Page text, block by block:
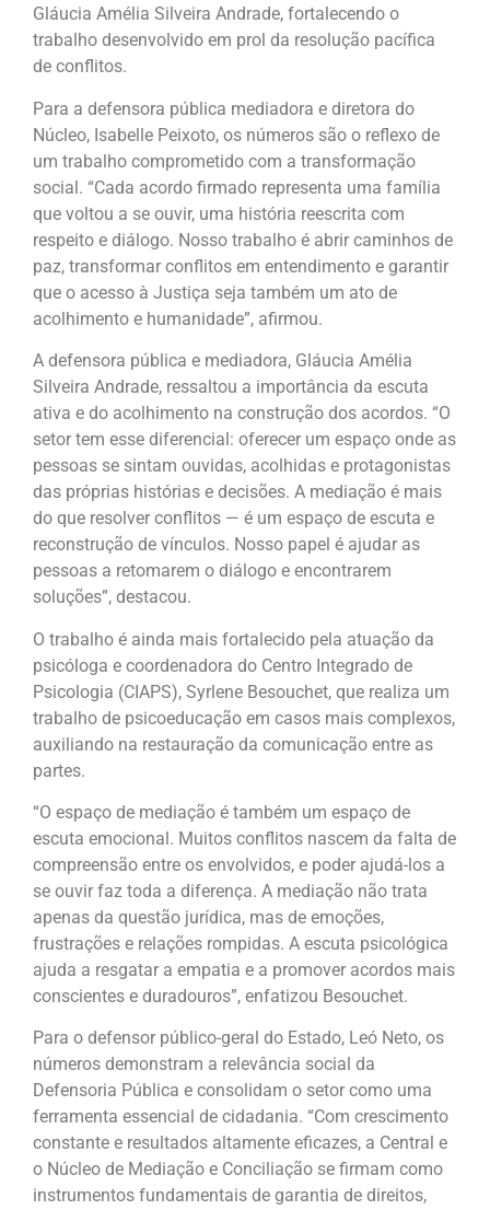
Gláucia Amélia Silveira Andrade, fortalecendo o
trabalho desenvolvido em prol da resolução pacífica
de conflitos.
Para a defensora pública mediadora e diretora do
Núcleo, Isabelle Peixoto, os números são o reflexo de
um trabalho comprometido com a transformação
social. “Cada acordo firmado representa uma família
que voltou a se ouvir, uma história reescrita com
respeito e diálogo. Nosso trabalho é abrir caminhos de
paz, transformar conflitos em entendimento e garantir
que o acesso à Justiça seja também um ato de
acolhimento e humanidade”, afirmou.
A defensora pública e mediadora, Gláucia Amélia
Silveira Andrade, ressaltou a importância da escuta
ativa e do acolhimento na construção dos acordos. “O
setor tem esse diferencial: oferecer um espaço onde as
pessoas se sintam ouvidas, acolhidas e protagonistas
das próprias histórias e decisões. A mediação é mais
do que resolver conflitos — é um espaço de escuta e
reconstrução de vínculos. Nosso papel é ajudar as
pessoas a retomarem o diálogo e encontrarem
soluções”, destacou.
O trabalho é ainda mais fortalecido pela atuação da
psicóloga e coordenadora do Centro Integrado de
Psicologia (CIAPS), Syrlene Besouchet, que realiza um
trabalho de psicoeducação em casos mais complexos,
auxiliando na restauração da comunicação entre as
partes.
“O espaço de mediação é também um espaço de
escuta emocional. Muitos conflitos nascem da falta de
compreensão entre os envolvidos, e poder ajudá-los a
se ouvir faz toda a diferença. A mediação não trata
apenas da questão jurídica, mas de emoções,
frustrações e relações rompidas. A escuta psicológica
ajuda a resgatar a empatia e a promover acordos mais
conscientes e duradouros”, enfatizou Besouchet.
Para o defensor público-geral do Estado, Leó Neto, os
números demonstram a relevância social da
Defensoria Pública e consolidam o setor como uma
ferramenta essencial de cidadania. “Com crescimento
constante e resultados altamente eficazes, a Central e
o Núcleo de Mediação e Conciliação se firmam como
instrumentos fundamentais de garantia de direitos,